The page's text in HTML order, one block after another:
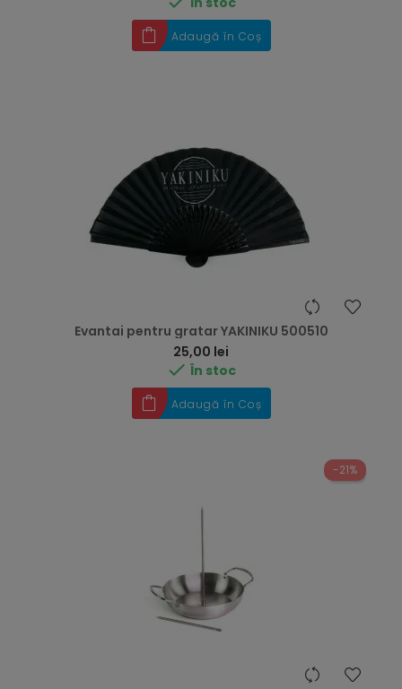
Adaugă în Coș
Evantai pentru gratar YAKINIKU 500510
25,00 lei
 În stoc
Adaugă în Coș
-21%